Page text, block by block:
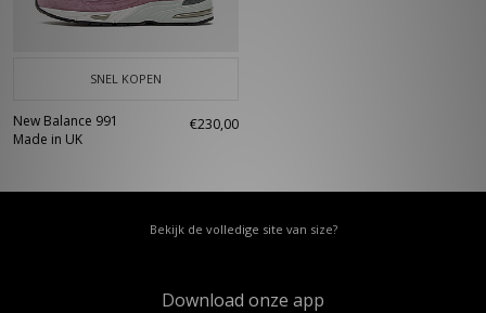
SNEL KOPEN
New Balance 991
Made in UK
€230,00
Bekijk de volledige site van size?
Download onze app